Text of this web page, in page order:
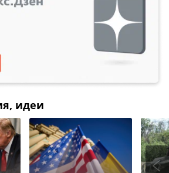
идеи